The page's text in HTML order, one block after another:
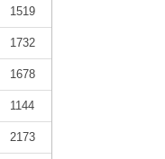
1519
1732
1678
1144
2173